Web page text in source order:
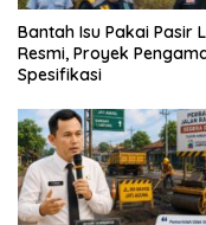
Bantah Isu Pakai Pasir
Resmi, Proyek
Spesifikasi